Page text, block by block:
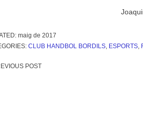
maig de 2017
CLUB HANDBOL BORDILS, ESPORTS,
POST